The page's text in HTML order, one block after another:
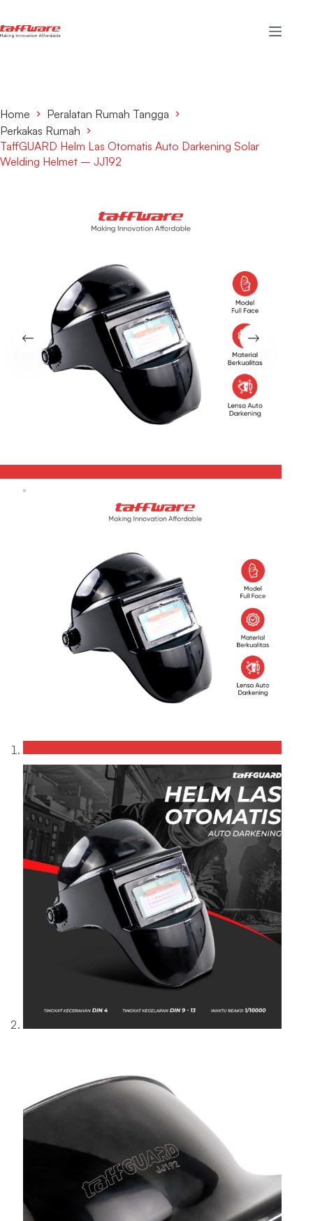
Home
Peralatan Rumah Tangga
Perkakas Rumah
TaffGUARD Helm Las Otomatis Auto Darkening Solar
Welding Helmet – JJ192